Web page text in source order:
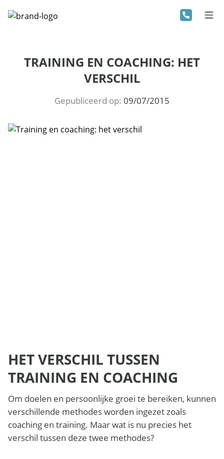
TRAINING EN COACHING: HET
VERSCHIL
Gepubliceerd op: 09/07/2015
HET VERSCHIL TUSSEN
TRAINING EN COACHING
Om doelen en persoonlijke groei te bereiken, kunnen
verschillende methodes worden ingezet zoals
coaching en training. Maar wat is nu precies het
verschil tussen deze twee methodes?